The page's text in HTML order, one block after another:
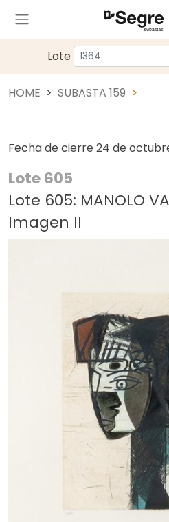
Lote
HOME SUBASTA 159
Fecha de cierre 24 de
Lote 605
Lote 605: MANOLO
Imagen II